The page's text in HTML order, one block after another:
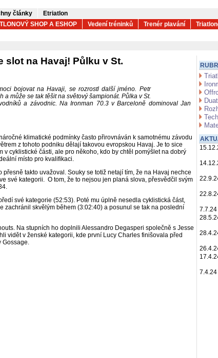
články
Etriatlon
SHOP A ESHOP
Vedení tréninků Trenér plavání
slot na Havaj! Půlku v St.
bojovat na Havaji, se rozrostl další jméno. Petr
může se tak těšit na světový šampionát. Půlka v St.
a závodnic. Na Ironman 70.3 v Barceloně dominoval Jan
klimatické podmínky často přirovnáván k samotnému závodu
z tohoto podniku dělají takovou evropskou Havaj. Je to sice
v cyklistické části, ale pro někoho, kdo by chtěl pomýšlet na dobrý
místo pro kvalifikaci.
takto uvažoval. Souky se totiž netají tím, že na Havaj nechce
své kategorii. O tom, že to nejsou jen planá slova, přesvědčil svým
své kategorie (52:53). Poté mu úplně nesedla cyklistická část,
zachránil skvělým během (3:02:40) a posunul se tak na poslední
Na stupních ho doplnili Alessandro Degasperi společně s Jesse
vidět v ženské kategorii, kde první Lucy Charles finišovala před
Gossage.
7.7.24
7.4.24